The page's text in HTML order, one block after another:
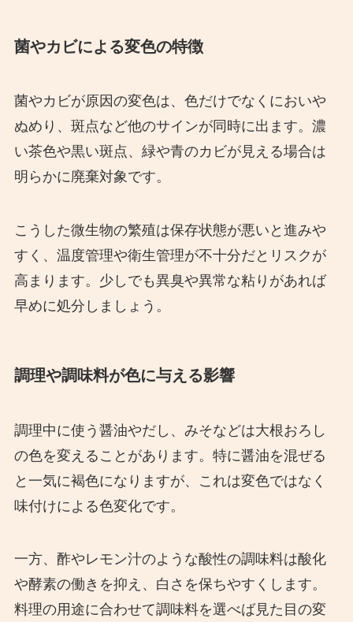
菌やカビによる変色の特徴
菌やカビが原因の変色は、色だけでなくにおいや
ぬめり、斑点など他のサインが同時に出ます。濃
い茶色や黒い斑点、緑や青のカビが見える場合は
明らかに廃棄対象です。
こうした微生物の繁殖は保存状態が悪いと進みや
すく、温度管理や衛生管理が不十分だとリスクが
高まります。少しでも異臭や異常な粘りがあれば
早めに処分しましょう。
調理や調味料が色に与える影響
調理中に使う醤油やだし、みそなどは大根おろし
の色を変えることがあります。特に醤油を混ぜる
と一気に褐色になりますが、これは変色ではなく
味付けによる色変化です。
一方、酢やレモン汁のような酸性の調味料は酸化
や酵素の働きを抑え、白さを保ちやすくします。
料理の用途に合わせて調味料を選べば見た目の変